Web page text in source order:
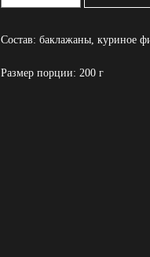
Состав: баклажаны, куриное
Размер порции: 200 г